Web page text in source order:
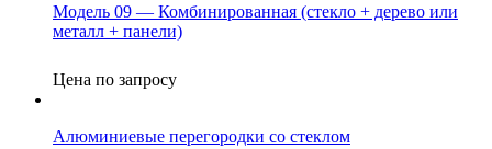
Модель 09 — Комбинированная (стекло + дерево или
металл + панели)
Цена по запросу
Алюминиевые перегородки со стеклом